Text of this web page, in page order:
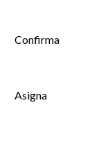
Confirma
Asigna